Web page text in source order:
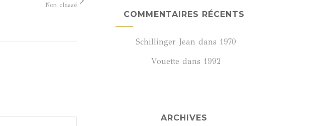
Non classé
COMMENTAIRES RÉCENTS
Schillinger Jean dans 1970
Vouette dans 1992
ARCHIVES